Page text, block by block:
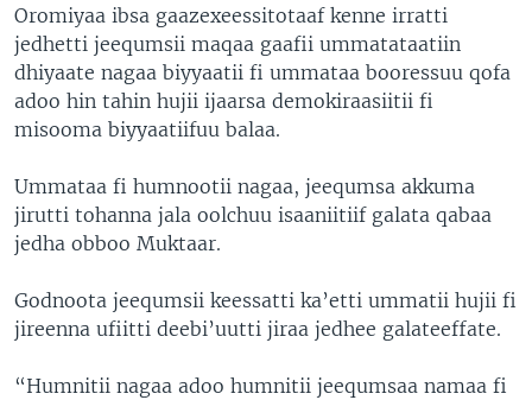
Oromiyaa ibsa gaazexeessitotaaf kenne irratti
jedhetti jeequmsii maqaa gaafii ummatataatiin
dhiyaate nagaa biyyaatii fi ummataa booressuu qofa
adoo hin tahin hujii ijaarsa demokiraasiitii fi
misooma biyyaatiifuu balaa.
Ummataa fi humnootii nagaa, jeequmsa akkuma
jirutti tohanna jala oolchuu isaaniitiif galata qabaa
jedha obboo Muktaar.
Godnoota jeequmsii keessatti ka’etti ummatii hujii fi
jireenna ufiitti deebi’uutti jiraa jedhee galateeffate.
“Humnitii nagaa adoo humnitii jeequmsaa namaa fi